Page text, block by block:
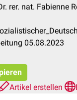
rer. nat. Fabienne
05.08.2023
Artikel erstellen